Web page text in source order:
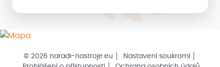
© 2026 naradi-nastroje.eu │ Nastavení soukromí